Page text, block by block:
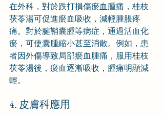
在外科，對於跌打損傷瘀血腫痛，桂枝
茯苓湯可促進瘀血吸收，減輕腫脹疼
痛。對於腱鞘囊腫等病症，通過活血化
瘀，可使囊腫縮小甚至消散。例如，患
者因外傷導致局部瘀血腫痛，服用桂枝
茯苓湯後，瘀血逐漸吸收，腫痛明顯減
輕。
4. 皮膚科應用